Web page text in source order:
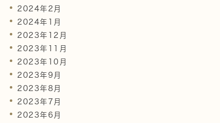
2024年2月
2024年1月
2023年12月
2023年11月
2023年10月
2023年9月
2023年8月
2023年7月
2023年6月